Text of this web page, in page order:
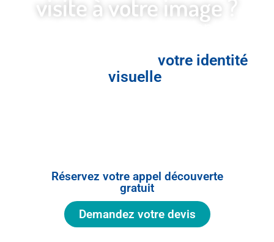
visite à votre image ?
votre identité
visuelle
Réservez votre appel découverte
gratuit
Demandez votre devis